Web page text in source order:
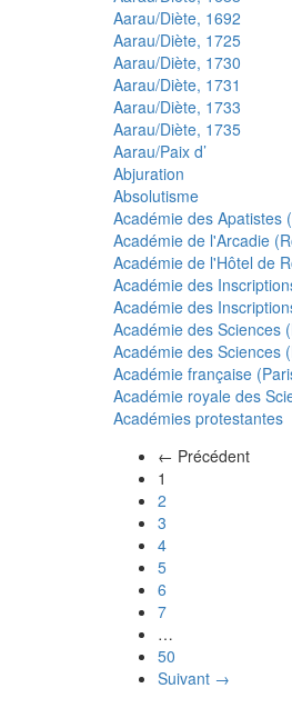
Aarau/Diète, 1692
Aarau/Diète, 1725
Aarau/Diète, 1730
Aarau/Diète, 1731
Aarau/Diète, 1733
Aarau/Diète, 1735
Aarau/Paix d’
Abjuration
Absolutisme
Académie des Apatistes
Académie de l'Arcadie
Académie de l'Hôtel de
Académie des
Académie des
Académie des Sciences
Académie des Sciences
Académie française
Académie royale des
Académies protestantes
← Précédent
1
2
3
4
5
6
7
…
50
Suivant →